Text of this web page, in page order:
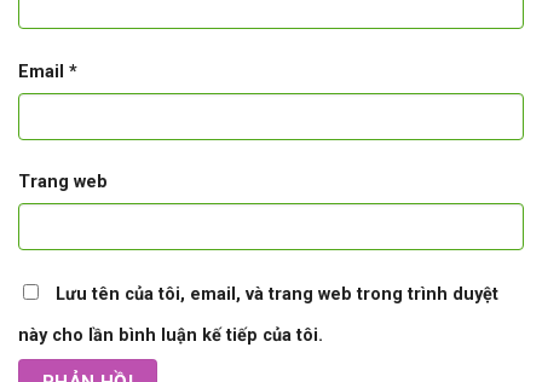
Email *
Trang web
Lưu tên của tôi, email, và trang web trong trình duyệt
này cho lần bình luận kế tiếp của tôi.